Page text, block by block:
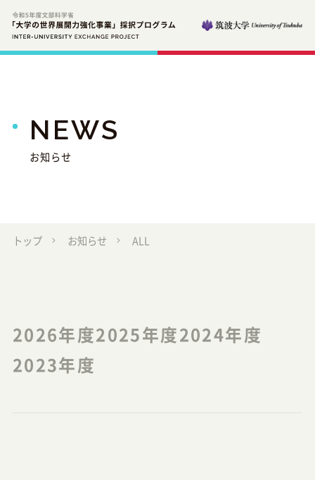
NEWS
お知らせ
トップ お知らせ ALL
2026年度2025年度2024年度
2023年度